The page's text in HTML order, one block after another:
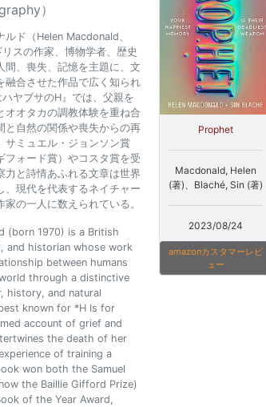
）
ルド（Helen Macdonald、
スの作家、博物学者、歴史
間、喪失、記憶を主題に、文
融合させた作品で広く知られ
ヤブサのH』では、父親を
オオタカの調教体験を重ね合
と自然の関係や喪失からの再
サミュエル・ジョンソン賞
フォード賞）やコスタ賞を受
力と詩情あふれる文章は世界
、現代を代表するネイチャー
家の一人に数えられている。
(born 1970) is a British
and historian whose work
between humans
through a distinctive
history, and natural
known for *H Is for
account of grief and
the death of her
of training a
won both the Samuel
the Baillie Gifford Prize)
of the Year Award,
Prophet
Macdonald, Helen
(著)、Blaché, Sin (著)
2023/08/24
amazonカスタマーレビ
ュー